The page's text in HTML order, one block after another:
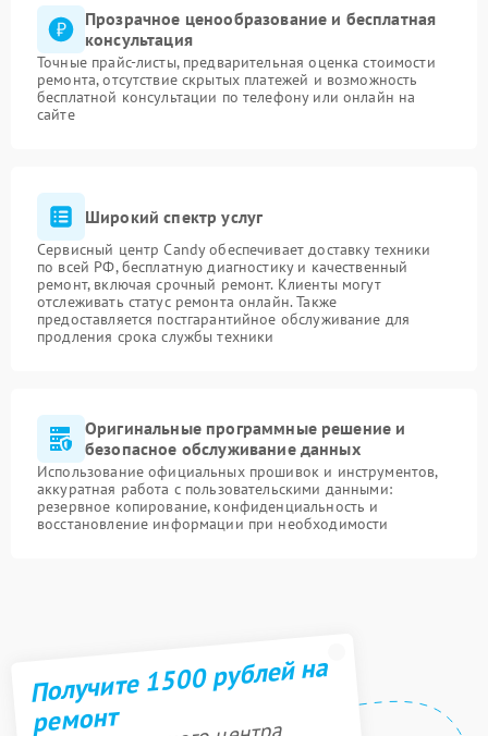
Прозрачное ценообразование и бесплатная
консультация
Точные прайс-листы, предварительная оценка стоимости
ремонта, отсутствие скрытых платежей и возможность
бесплатной консультации по телефону или онлайн на
сайте
Широкий спектр услуг
Сервисный центр Candy обеспечивает доставку техники
по всей РФ, бесплатную диагностику и качественный
ремонт, включая срочный ремонт. Клиенты могут
отслеживать статус ремонта онлайн. Также
предоставляется постгарантийное обслуживание для
продления срока службы техники
Оригинальные программные решение и
безопасное обслуживание данных
Использование официальных прошивок и инструментов,
аккуратная работа с пользовательскими данными:
резервное копирование, конфиденциальность и
восстановление информации при необходимости
Получите 1500 рублей на
ремонт